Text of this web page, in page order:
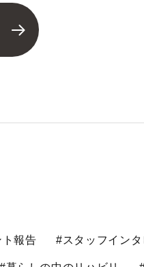
報告 #スタッフインタ